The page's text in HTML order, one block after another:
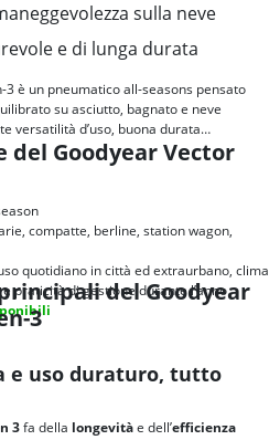
sulla neve
e di lunga durata
3 è un pneumatico all-seasons pensato
su asciutto, bagnato e neve
versatilità d’uso, buona durata
del Goodyear Vector
compatte, berline, station wagon,
quotidiano in città ed extraurbano, clima
praticità di gestione durante l’anno
del Goodyear
3
e uso duraturo, tutto
3fa della longevitàe dell’efficienza